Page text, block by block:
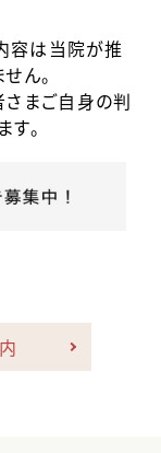
容は当院が推
ん。
まご自身の判
。